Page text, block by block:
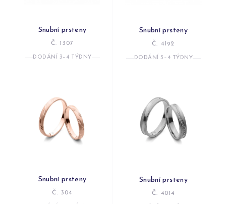
Snubní prsteny
Č. 1307
DODÁNÍ 3–4 TÝDNY
Snubní prsteny
Č. 4192
DODÁNÍ 3–4 TÝDNY
Snubní prsteny
Č. 304
Snubní prsteny
Č. 4014